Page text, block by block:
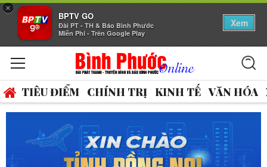
×
BPTV GO
Đài PT - TH & Báo Bình Phước
Miễn Phí - Trên Google Play
Xem
TIÊU ĐIỂM CHÍNH TRỊ KINH TẾ VĂN HÓA